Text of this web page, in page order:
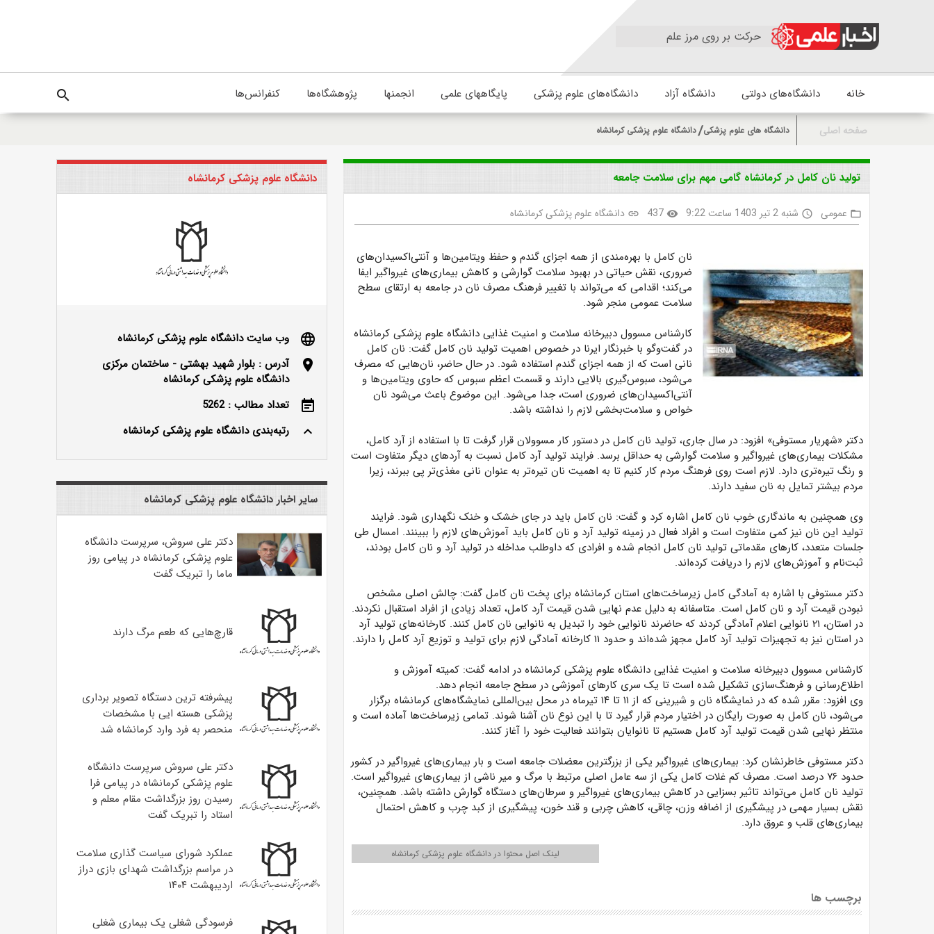
حرکت بر روی مرز علم
خانه دانشگاه‌های دولتی دانشگاه آزاد دانشگاه‌های علوم پزشکی پایگاههای علمی انجمنها پژوهشگاه‌ها کنفرانس‌ها search
صفحه اصلی دانشگاه های علوم پزشکی دانشگاه علوم پزشکی کرمانشاه
تولید نان کامل در کرمانشاه گامی مهم برای سلامت جامعه
folder_open عمومی access_time شنبه 2 تیر 1403 ساعت 9:22 visibility
437
link دانشگاه علوم پزشکی کرمانشاه
نان کامل با بهره‌مندی از همه اجزای گندم و حفظ ویتامین‌ها و آنتی‌اکسیدان‌های
ضروری، نقش حیاتی در بهبود سلامت گوارشی و کاهش بیماری‌های غیرواگیر ایفا
می‌کند؛ اقدامی که می‌تواند با تغییر فرهنگ مصرف نان در جامعه به ارتقای سطح
سلامت عمومی منجر شود.
کارشناس مسوول دبیرخانه سلامت و امنیت غذایی دانشگاه علوم پزشکی کرمانشاه
در گفت‌وگو با خبرنگار ایرنا در خصوص اهمیت تولید نان کامل گفت: نان کامل
نانی است که از همه اجزای گندم استفاده شود. در حال حاضر، نان‌هایی که مصرف
می‌شود، سبوس‌گیری بالایی دارند و قسمت اعظم سبوس که حاوی ویتامین‌ها و
آنتی‌اکسیدان‌های ضروری است، جدا می‌شود. این موضوع باعث می‌شود نان
خواص و سلامت‌بخشی لازم را نداشته باشد.
دکتر «شهریار مستوفی» افزود: در سال جاری، تولید نان کامل در دستور کار مسوولان قرار گرفت تا با استفاده از آرد کامل،
مشکلات بیماری‌های غیرواگیر و سلامت گوارشی به حداقل برسد. فرایند تولید آرد کامل نسبت به آردهای دیگر متفاوت است
و رنگ تیره‌تری دارد. لازم است روی فرهنگ مردم کار کنیم تا به اهمیت نان تیره‌تر به عنوان نانی مغذی‌تر پی ببرند، زیرا
مردم بیشتر تمایل به نان سفید دارند.
وی همچنین به ماندگاری خوب نان کامل اشاره کرد و گفت: نان کامل باید در جای خشک و خنک نگهداری شود. فرایند
تولید این نان نیز کمی متفاوت است و افراد فعال در زمینه تولید آرد و نان کامل باید آموزش‌های لازم را ببینند. امسال طی
جلسات متعدد، کارهای مقدماتی تولید نان کامل انجام شده و افرادی که داوطلب مداخله در تولید آرد و نان کامل بودند،
ثبت‌نام و آموزش‌های لازم را دریافت کرده‌اند.
دکتر مستوفی با اشاره به آمادگی کامل زیرساخت‌های استان کرمانشاه برای پخت نان کامل گفت: چالش اصلی مشخص
نبودن قیمت آرد و نان کامل است. متاسفانه به دلیل عدم نهایی شدن قیمت آرد کامل، تعداد زیادی از افراد استقبال نکردند.
در استان، ۲۱ نانوایی اعلام آمادگی کردند که حاضرند نانوایی خود را تبدیل به نانوایی نان کامل کنند. کارخانه‌های تولید آرد
در استان نیز به تجهیزات تولید آرد کامل مجهز شده‌اند و حدود ۱۱ کارخانه آمادگی لازم برای تولید و توزیع آرد کامل را دارند.
کارشناس مسوول دبیرخانه سلامت و امنیت غذایی دانشگاه علوم پزشکی کرمانشاه در ادامه گفت: کمیته آموزش و
اطلاع‌رسانی و فرهنگ‌سازی تشکیل شده است تا یک سری کارهای آموزشی در سطح جامعه انجام دهد.
وی افزود: مقرر شده که در نمایشگاه نان و شیرینی که از ۱۱ تا ۱۴ تیرماه در محل بین‌المللی نمایشگاه‌های کرمانشاه برگزار
می‌شود، نان کامل به صورت رایگان در اختیار مردم قرار گیرد تا با این نوع نان آشنا شوند. تمامی زیرساخت‌ها آماده است و
منتظر نهایی شدن قیمت تولید آرد کامل هستیم تا نانوایان بتوانند فعالیت خود را آغاز کنند.
دکتر مستوفی خاطرنشان کرد: بیماری‌های غیرواگیر یکی از بزرگترین معضلات جامعه است و بار بیماری‌های غیرواگیر در کشور
حدود ۷۶ درصد است. مصرف کم غلات کامل یکی از سه عامل اصلی مرتبط با مرگ و میر ناشی از بیماری‌های غیرواگیر است.
تولید نان کامل می‌تواند تاثیر بسزایی در کاهش بیماری‌های غیرواگیر و سرطان‌های دستگاه گوارش داشته باشد. همچنین،
نقش بسیار مهمی در پیشگیری از اضافه وزن، چاقی، کاهش چربی و قند خون، پیشگیری از کبد چرب و کاهش احتمال
بیماری‌های قلب و عروق دارد.
لینک اصل محتوا در دانشگاه علوم پزشکی کرمانشاه
برچسب ها
دانشگاه علوم پزشکی کرمانشاه
language
وب سایت دانشگاه علوم پزشکی کرمانشاه
location_on
آدرس : بلوار شهید بهشتی - ساختمان مرکزی
دانشگاه علوم پزشکی کرمانشاه
event_note
تعداد مطالب : 5262
keyboard_arrow_up
رتبه‌بندی دانشگاه علوم پزشکی کرمانشاه
سایر اخبار دانشگاه علوم پزشکی کرمانشاه
دکتر علی سروش، سرپرست دانشگاه
علوم پزشکی کرمانشاه در پیامی روز
ماما را تبریک گفت
قارچ‌هایی که طعم مرگ دارند
پیشرفته ترین دستگاه تصویر برداری
پزشکی هسته ایی با مشخصات
منحصر به فرد وارد کرمانشاه شد
دکتر علی سروش سرپرست دانشگاه
علوم پزشکی کرمانشاه در پیامی فرا
رسیدن روز بزرگداشت مقام معلم و
استاد را تبریک گفت
عملکرد شورای سیاست گذاری سلامت
در مراسم بزرگداشت شهدای بازی دراز
اردیبهشت ۱۴۰۴
فرسودگی شغلی یک بیماری شغلی